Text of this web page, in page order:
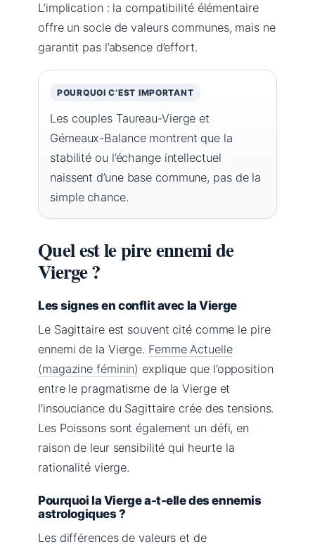
L’implication : la compatibilité élémentaire
offre un socle de valeurs communes, mais ne
garantit pas l’absence d’effort.
POURQUOI C’EST IMPORTANT
Les couples Taureau-Vierge et
Gémeaux-Balance montrent que la
stabilité ou l’échange intellectuel
naissent d’une base commune, pas de la
simple chance.
Quel est le pire ennemi de
Vierge ?
Les signes en conflit avec la Vierge
Le Sagittaire est souvent cité comme le pire
ennemi de la Vierge. Femme Actuelle
(magazine féminin) explique que l’opposition
entre le pragmatisme de la Vierge et
l’insouciance du Sagittaire crée des tensions.
Les Poissons sont également un défi, en
raison de leur sensibilité qui heurte la
rationalité vierge.
Pourquoi la Vierge a-t-elle des ennemis
astrologiques ?
Les différences de valeurs et de